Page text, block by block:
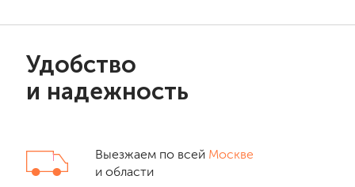
Удобство
и надежность
Выезжаем по всей Москве
и области